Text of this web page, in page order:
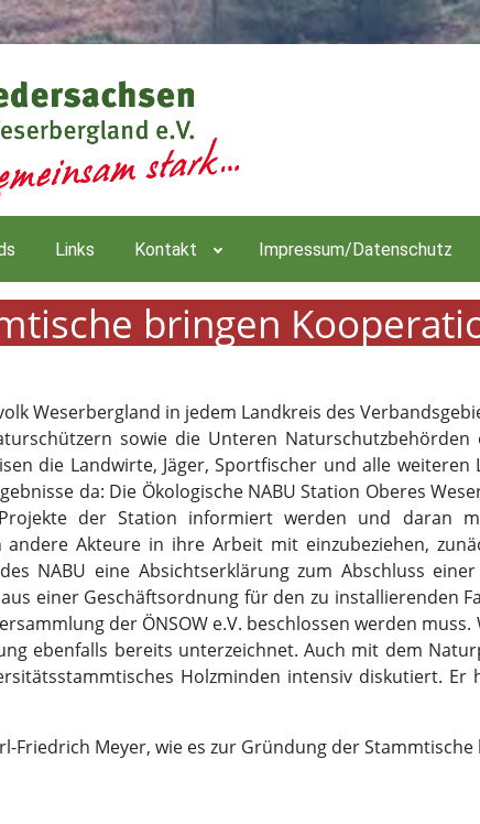
Links Kontakt Impressum/Datenschutz
bringen
Weserbergland in jedem Landkreis des
sowie die Unteren
die Landwirte, Jäger, Sportfischer und alle
da: Die Ökologische NABU Station Oberes
der Station informiert werden und daran
Akteure in ihre Arbeit mit einzubeziehen,
NABU eine Absichtserklärung zum Abschluss
einer Geschäftsordnung für den zu installierenden
der ÖNSOW e.V. beschlossen werden
ebenfalls bereits unterzeichnet. Auch mit dem
Holzminden intensiv diskutiert.
Friedrich Meyer, wie es zur Gründung der